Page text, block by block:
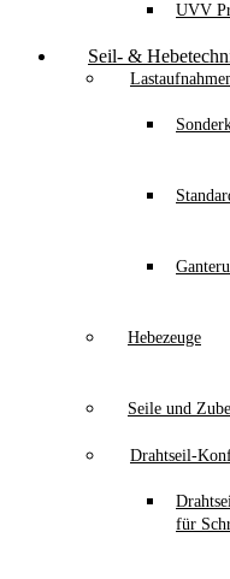
UVV
Seil- &
Hebezeuge
Seile und
Drahtseil-
für